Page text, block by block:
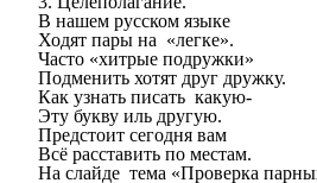
В нашем русском языке
Ходят пары на «легке».
Часто «хитрые подружки»
Подменить хотят друг дружку.
Как узнать писать какую-
Эту букву иль другую.
Предстоит сегодня вам
Всё расставить по местам.
На слайде тема «Проверка